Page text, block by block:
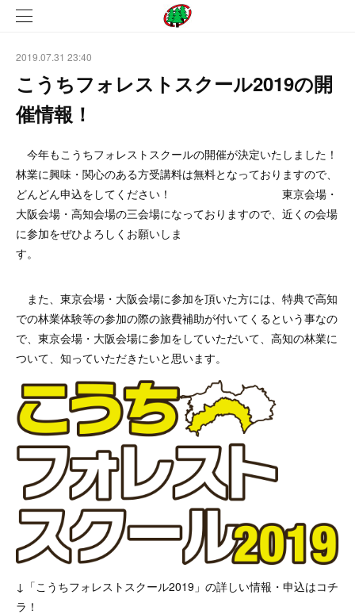
2019.07.31 23:40
こうちフォレストスクール2019の開
催情報！
今年もこうちフォレストスクールの開催が決定いたしました！
林業に興味・関心のある方受講料は無料となっておりますので、
どんどん申込をしてください！ 東京会場・
大阪会場・高知会場の三会場になっておりますので、近くの会場
に参加をぜひよろしくお願いしま
す。
また、東京会場・大阪会場に参加を頂いた方には、特典で高知
での林業体験等の参加の際の旅費補助が付いてくるという事なの
で、東京会場・大阪会場に参加をしていただいて、高知の林業に
ついて、知っていただきたいと思います。
↓「こうちフォレストスクール2019」の詳しい情報・申込はコチ
ラ！